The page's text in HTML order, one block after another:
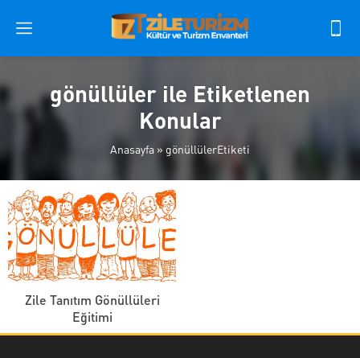
gönüllüler ile Etiketlenen
Konular
Anasayfa » gönüllülerEtiketi
Zile Tanıtım Gönüllüleri
Eğitimi